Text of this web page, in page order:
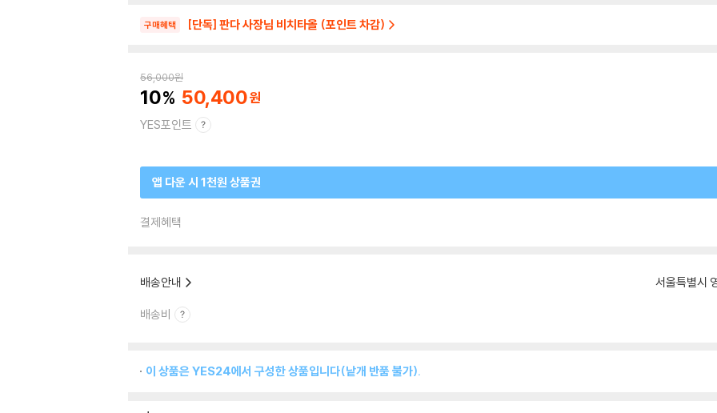
구매혜택 [단독] 판다 사장님 비치타올 (포인트 차감)
56,000원
10 50,400
YES포인트
앱 다운 시 1천원 상품권
결제혜택
배송안내 서울특별시
배송비
이 상품은 YES24에서 구성한 상품입니다(낱개 반품 불가).